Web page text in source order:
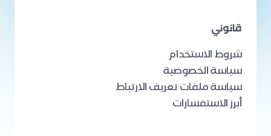
قانوني
شروط الاستخدام
سياسة الخصوصية
سياسة ملفات تعريف الارتباط
أبرز الاستفسارات